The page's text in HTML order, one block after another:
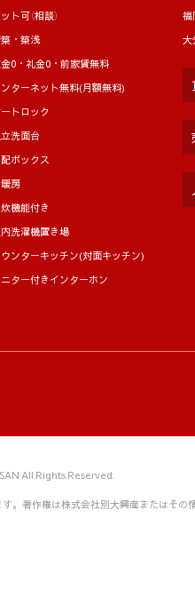
ト可（相談）
・築浅
0・礼金0・前家賃無料
ターネット無料(月額無料)
トロック
洗面台
ボックス
房
機能付き
洗濯機置き場
ンターキッチン(対面キッチン)
ター付きインターホン
福
大
All Rights Reserved.
。 著作権は株式会社別大興産またはその